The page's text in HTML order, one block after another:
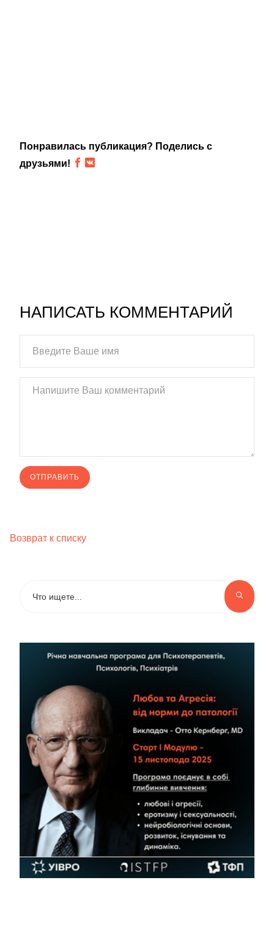
Понравилась публикация? Поделись с
друзьями!
НАПИСАТЬ КОММЕНТАРИЙ
Возврат к списку